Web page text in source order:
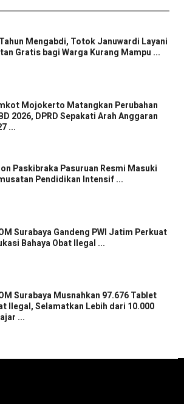
Mengabdi, Totok Januwardi Layani
Gratis bagi Warga Kurang Mampu ...
Mojokerto Matangkan Perubahan
2026, DPRD Sepakati Arah Anggaran
...
Paskibraka Pasuruan Resmi Masuki
Pendidikan Intensif ...
Surabaya Gandeng PWI Jatim Perkuat
Bahaya Obat Ilegal ...
Surabaya Musnahkan 97.676 Tablet
Ilegal, Selamatkan Lebih dari 10.000
...